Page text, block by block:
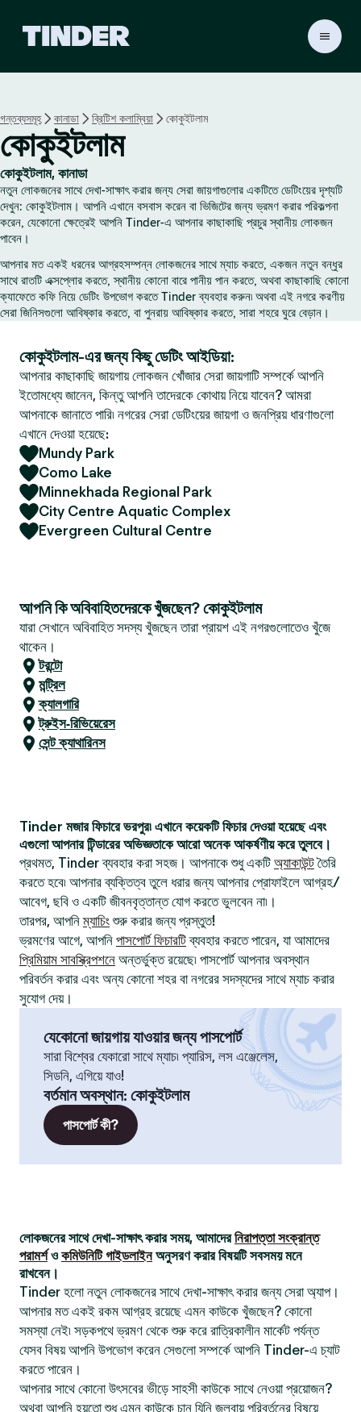
r
গন্তব্যসমূহ কানাডা ব্রিটিশ কলাম্বিয়া কোকুইটলাম
কোকুইটলাম
কোকুইটলাম, কানাডা
নতুন লোকজনের সাথে দেখা-সাক্ষাৎ করার জন্য সেরা জায়গাগুলোর একটিতে ডেটিংয়ের দৃশ্যটি
দেখুন: কোকুইটলাম। আপনি এখানে বসবাস করেন বা ভিজিটের জন্য ভ্রমণ করার পরিকল্পনা
করেন, যেকোনো ক্ষেত্রেই আপনি Tinder-এ আপনার কাছাকাছি প্রচুর স্থানীয় লোকজন
পাবেন।
আপনার মত একই ধরনের আগ্রহসম্পন্ন লোকজনের সাথে ম্যাচ করতে, একজন নতুন বন্ধুর
সাথে রাতটি এক্সপ্লোর করতে, স্থানীয় কোনো বারে পানীয় পান করতে, অথবা কাছাকাছি কোনো
ক্যাফেতে কফি নিয়ে ডেটিং উপভোগ করতে Tinder ব্যবহার করুন৷ অথবা এই নগরে করণীয়
সেরা জিনিসগুলো আবিষ্কার করতে, বা পুনরায় আবিষ্কার করতে, সারা শহরে ঘুরে বেড়ান।
কোকুইটলাম-এর জন্য কিছু ডেটিং আইডিয়া:
আপনার কাছাকাছি জায়গায় লোকজন খোঁজার সেরা জায়গাটি সম্পর্কে আপনি
ইতোমধ্যে জানেন, কিন্তু আপনি তাদেরকে কোথায় নিয়ে যাবেন? আমরা
আপনাকে জানাতে পারি৷ নগরের সেরা ডেটিংয়ের জায়গা ও জনপ্রিয় ধারণাগুলো
এখানে দেওয়া হয়েছে:
Mundy Park
Como Lake
Minnekhada Regional Park
City Centre Aquatic Complex
Evergreen Cultural Centre
আপনি কি অবিবাহিতদেরকে খুঁজছেন? কোকুইটলাম
যারা সেখানে অবিবাহিত সদস্য খুঁজছেন তারা প্রায়শ এই নগরগুলোতেও খুঁজে
থাকেন।
টরন্টো
মন্ট্রিল
ক্যালগারি
ট্রুইস-রিভিয়েরেস
সেন্ট ক্যাথারিনস
Tinder মজার ফিচারে ভরপুর৷ এখানে কয়েকটি ফিচার দেওয়া হয়েছে এবং
এগুলো আপনার টিন্ডারের অভিজ্ঞতাকে আরো অনেক আকর্ষণীয় করে তুলবে।
প্রথমত, Tinder ব্যবহার করা সহজ। আপনাকে শুধু একটি অ্যাকাউন্টতৈরি
করতে হবে৷ আপনার ব্যক্তিত্ব তুলে ধরার জন্য আপনার প্রোফাইলে আগ্রহ/
আবেগ, ছবি ও একটি জীবনবৃত্তান্ত যোগ করতে ভুলবেন না৷।
তারপর, আপনিম্যাচিং শুরু করার জন্য প্রস্তুত!
ভ্রমণের আগে, আপনি পাসপোর্ট ফিচারটিব্যবহার করতে পারেন, যা আমাদের
প্রিমিয়াম সাবস্ক্রিপশনে অন্তর্ভুক্ত রয়েছে৷ পাসপোর্ট আপনার অবস্থান
পরিবর্তন করার এবং অন্য কোনো শহর বা নগরের সদস্যদের সাথে ম্যাচ করার
সুযোগ দেয়।
যেকোনো জায়গায় যাওয়ার জন্য পাসপোর্ট
সারা বিশ্বের যেকারো সাথে ম্যাচ৷ প্যারিস, লস এঞ্জেলেস,
সিডনি, এগিয়ে যাও!
বর্তমান অবস্থান: কোকুইটলাম
পাসপোর্ট কী?
লোকজনের সাথে দেখা-সাক্ষাৎ করার সময়, আমাদেরনিরাপত্তা সংক্রান্ত
পরামর্শওকমিউনিটি গাইডলাইনঅনুসরণ করার বিষয়টি সবসময় মনে
রাখবেন।
Tinder হলো নতুন লোকজনের সাথে দেখা-সাক্ষাৎ করার জন্য সেরা অ্যাপ।
আপনার মত একই রকম আগ্রহ রয়েছে এমন কাউকে খুঁজছেন? কোনো
সমস্যা নেই৷ সড়কপথে ভ্রমণ থেকে শুরু করে রাত্রিকালীন মার্কেট পর্যন্ত
যেসব বিষয় আপনি উপভোগ করেন সেগুলো সম্পর্কে আপনি Tinder-এ চ্যাট
করতে পারেন।
আপনার সাথে কোনো উৎসবের ভীড়ে সাহসী কাউকে সাথে নেওয়া প্রয়োজন?
অথবা আপনি হয়তো শুধু এমন কাউকে চান যিনি জলবায়ু পরিবর্তনের বিষয়ে